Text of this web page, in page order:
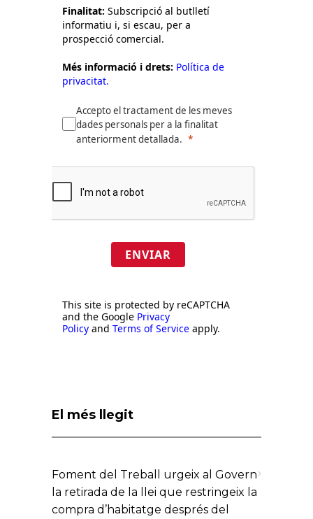
Finalitat: Subscripció al butlletí
informatiu i, si escau, per a
prospecció comercial.
Més informació i drets: Política de
privacitat.
Accepto el tractament de les meves
dades personals per a la finalitat
anteriorment detallada.
ENVIAR
This site is protected by reCAPTCHA
and the Google Privacy
Policy and Terms of Service apply.
El més llegit
Foment del Treball urgeix al Govern
la retirada de la llei que restringeix la
compra d’habitatge després del